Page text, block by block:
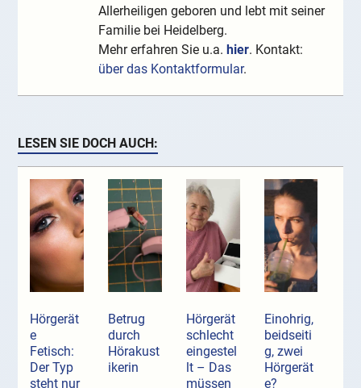
Allerheiligen geboren und lebt mit seiner
Familie bei Heidelberg.
Mehr erfahren Sie u.a.hier. Kontakt:
über das Kontaktformular.
LESEN SIE DOCH AUCH:
Hörgerät
e
Fetisch:
Der Typ
steht nur
Betrug
durch
Hörakust
ikerin
Hörgerät
schlecht
eingestel
lt – Das
müssen
Einohrig,
beidseiti
g, zwei
Hörgerät
e?